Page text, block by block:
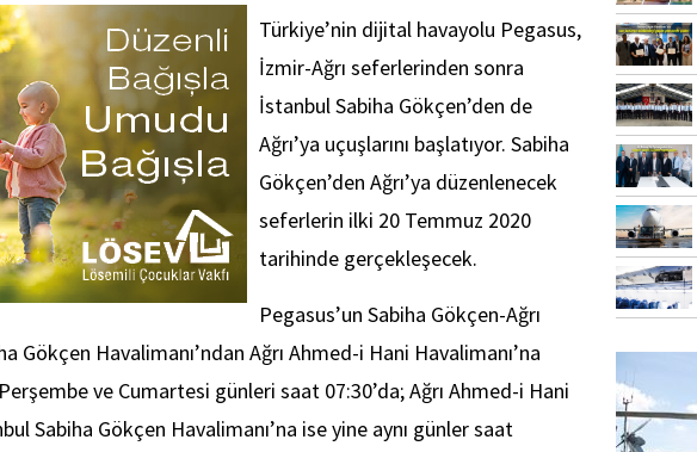
Türkiye’nin dijital havayolu Pegasus,
İzmir-Ağrı seferlerinden sonra
İstanbul Sabiha Gökçen’den de
Ağrı’ya uçuşlarını başlatıyor. Sabiha
Gökçen’den Ağrı’ya düzenlenecek
seferlerin ilki 20 Temmuz 2020
tarihinde gerçekleşecek.
Pegasus’un Sabiha Gökçen-Ağrı
Gökçen Havalimanı’ndan Ağrı Ahmed-i Hani Havalimanı’na
ve Cumartesi günleri saat 07:30’da; Ağrı Ahmed-i Hani
Sabiha Gökçen Havalimanı’na ise yine aynı günler saat